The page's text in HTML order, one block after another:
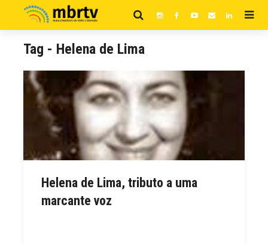
Tag - Helena de Lima
Helena de Lima, tributo a uma
marcante voz